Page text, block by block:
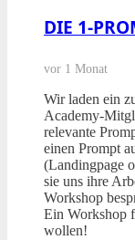
DIE 1-
vor 1 Monat
Wir laden ein
Academy-
relevante
einen Prompt
(Landingpage
sie uns ihre
Workshop
Ein Workshop
wollen!